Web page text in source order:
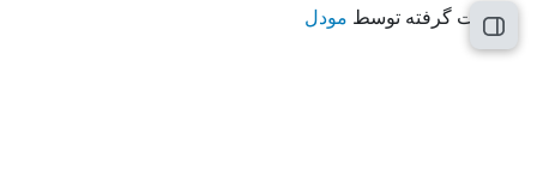
باز کردن فهرست درس
قدرت گرفته توسط مودل